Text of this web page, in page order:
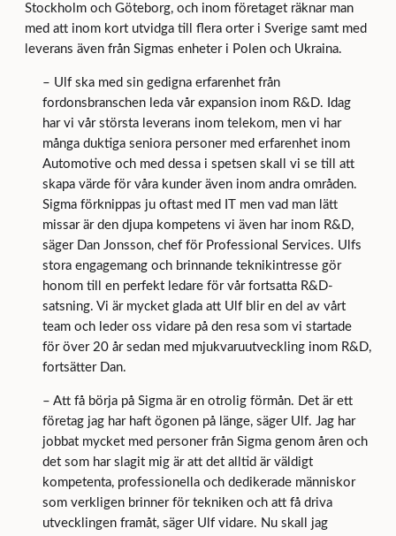
Stockholm och Göteborg, och inom företaget räknar man
med att inom kort utvidga till flera orter i Sverige samt med
leverans även från Sigmas enheter i Polen och Ukraina.
– Ulf ska med sin gedigna erfarenhet från
fordonsbranschen leda vår expansion inom R&D. Idag
har vi vår största leverans inom telekom, men vi har
många duktiga seniora personer med erfarenhet inom
Automotive och med dessa i spetsen skall vi se till att
skapa värde för våra kunder även inom andra områden.
Sigma förknippas ju oftast med IT men vad man lätt
missar är den djupa kompetens vi även har inom R&D,
säger Dan Jonsson, chef för Professional Services. Ulfs
stora engagemang och brinnande teknikintresse gör
honom till en perfekt ledare för vår fortsatta R&D-
satsning. Vi är mycket glada att Ulf blir en del av vårt
team och leder oss vidare på den resa som vi startade
för över 20 år sedan med mjukvaruutveckling inom R&D,
fortsätter Dan.
– Att få börja på Sigma är en otrolig förmån. Det är ett
företag jag har haft ögonen på länge, säger Ulf. Jag har
jobbat mycket med personer från Sigma genom åren och
det som har slagit mig är att det alltid är väldigt
kompetenta, professionella och dedikerade människor
som verkligen brinner för tekniken och att få driva
utvecklingen framåt, säger Ulf vidare. Nu skall jag